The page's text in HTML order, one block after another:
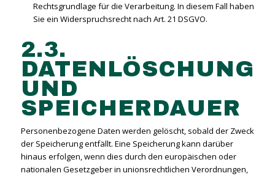
Rechtsgrundlage für die Verarbeitung. In diesem Fall haben
Sie ein Widerspruchsrecht nach Art. 21 DSGVO.
2.3.
DATENLÖSCHUNG
UND
SPEICHERDAUER
Personenbezogene Daten werden gelöscht, sobald der Zweck
der Speicherung entfällt. Eine Speicherung kann darüber
hinaus erfolgen, wenn dies durch den europäischen oder
nationalen Gesetzgeber in unionsrechtlichen Verordnungen,